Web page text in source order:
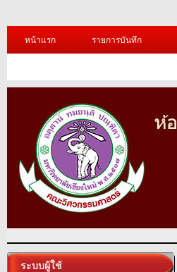
หน้าแรก รายการบันทึก
ระบบผู้ใช้